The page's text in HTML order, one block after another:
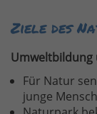
Ziele des
Für Natur
junge